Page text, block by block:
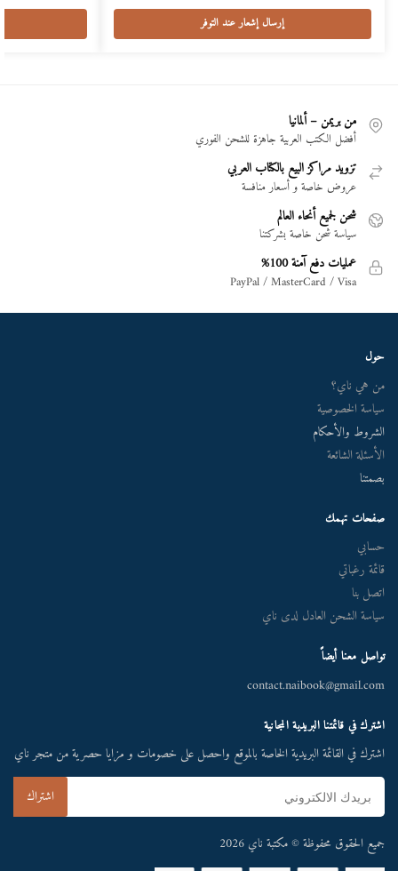
إرسال إشعار عند التوفر
من بريمن – ألمانيا
أفضل الكتب العربية جاهزة للشحن الفوري
تزويد مراكز البيع بالكتاب العربي
عروض خاصة و أسعار منافسة
شحن لجميع أنحاء العالم
سياسة شحن خاصة بشركتنا
عمليات دفع آمنة 100%
PayPal / MasterCard / Visa
حول
من هي ناي؟
سياسة الخصوصية
الشروط والأحكام
الأسئلة الشائعة
بصمتنا
صفحات تهمك
حسابي
قائمة رغباتي
اتصل بنا
سياسة الشحن العادل لدى ناي
تواصل معنا أيضاً
contact.naibook@gmail.com
اشترك في قائمتنا البريدية المجانية
اشترك في القائمة البريدية الخاصة بالموقع واحصل على خصومات و مزايا حصرية من متجر ناي
جميع الحقوق محفوظة © مكتبة ناي 2026